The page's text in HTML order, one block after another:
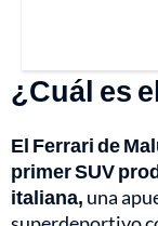
¿Cuál es
El Ferrari de
primer SUV
italiana, una